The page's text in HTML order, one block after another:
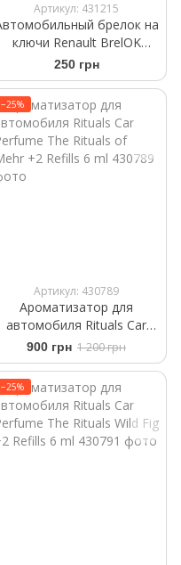
Артикул: 431215
брелок на
ключи Renault BrelOK
черная замша
250 грн
−25%
Артикул: 430789
Ароматизатор для
автомобиля Rituals ​Car
Perfume The Rituals of
Mehr +2 Refills 6 ml
900 грн 1 200 грн
−25%